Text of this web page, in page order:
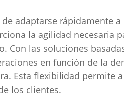
adaptarse rápidamente
la agilidad necesaria
Con las soluciones
en función de la
Esta flexibilidad permite
los clientes.